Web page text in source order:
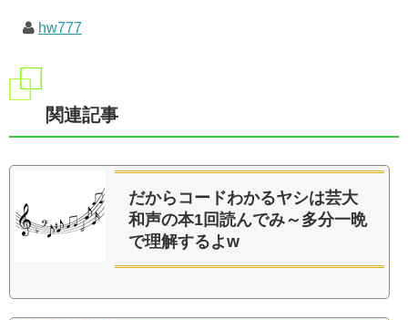
hw777
関連記事
だからコードわかるヤシは芸大
和声の本1回読んでみ～多分一晩
で理解するよw